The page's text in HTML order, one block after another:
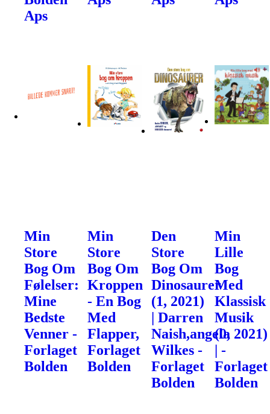
Aps
Min
Store
Bog Om
Følelser:
Mine
Bedste
Venner -
Forlaget
Bolden
Min
Store
Bog Om
Kroppen
- En Bog
Med
Flapper,
Forlaget
Bolden
Den
Store
Bog Om
Dinosaurer
(1, 2021)
| Darren
Naish,angela
Wilkes -
Forlaget
Bolden
Min
Lille
Bog
Med
Klassisk
Musik
(0, 2021)
| -
Forlaget
Bolden